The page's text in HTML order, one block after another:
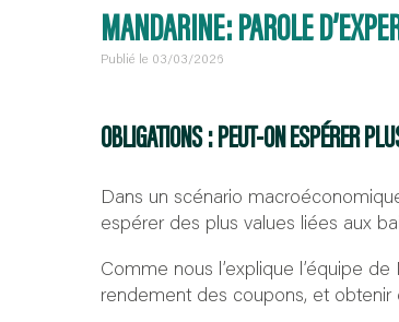
MANDARINE: PAROLE
Publié le 03/03/2026
OBLIGATIONS : PEUT-ON ESPÉRER
Dans un scénario
espérer des plus values liées aux
Comme nous l’explique l’équipe
rendement des coupons, et